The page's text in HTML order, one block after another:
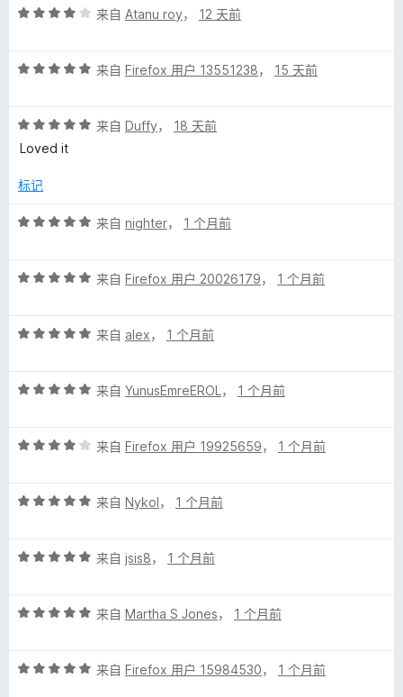
/评
/
来自 Atanu roy， 12 天前
评
/
5
来自 Firefox 用户 13551238， 15 天前
评
分
/
来自 Duffy， 18 天前
Loved it
标记
评
/
来自 nighter， 1 个月前
评
/
来自 Firefox 用户 20026179， 1 个月前
评
/
来自 alex， 1 个月前
评
/
来自 YunusEmreEROL ， 1 个月前
评
/
来自 Firefox 用户 19925659， 1 个月前
评
/
来自 Nykol， 1 个月前
评
/
来自 jsis8， 1 个月前
评
/
来自 Martha S Jones， 1 个月前
评
来自 Firefox 用户 15984530， 1 个月前